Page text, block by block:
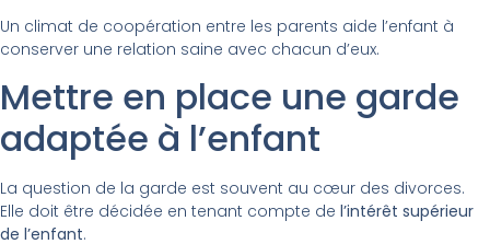
Un climat de coopération entre les parents aide l’enfant à
conserver une relation saine avec chacun d’eux.
Mettre en place une garde
adaptée à l’enfant
La question de la garde est souvent au cœur des divorces.
Elle doit être décidée en tenant compte de l’intérêt supérieur
de l’enfant.